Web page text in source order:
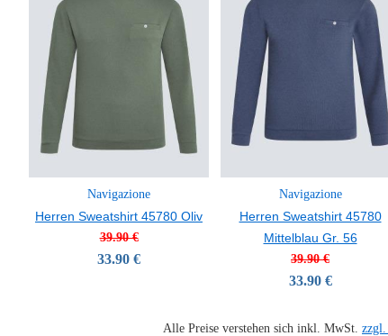
Navigazione
Herren Sweatshirt 45780 Oliv
39.90 €
33.90 €
Navigazione
Herren Sweatshirt 45780
Mittelblau Gr. 56
39.90 €
33.90 €
Alle Preise verstehen sich inkl. MwSt. zzgl.